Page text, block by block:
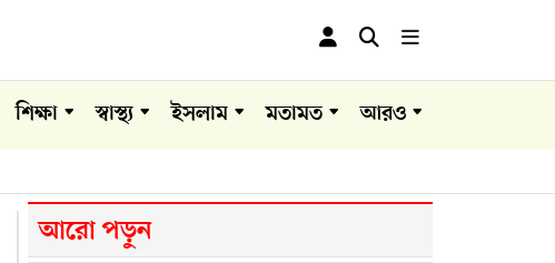
শিক্ষা স্বাস্থ্য ইসলাম মতামত আরও
আরো পড়ুন